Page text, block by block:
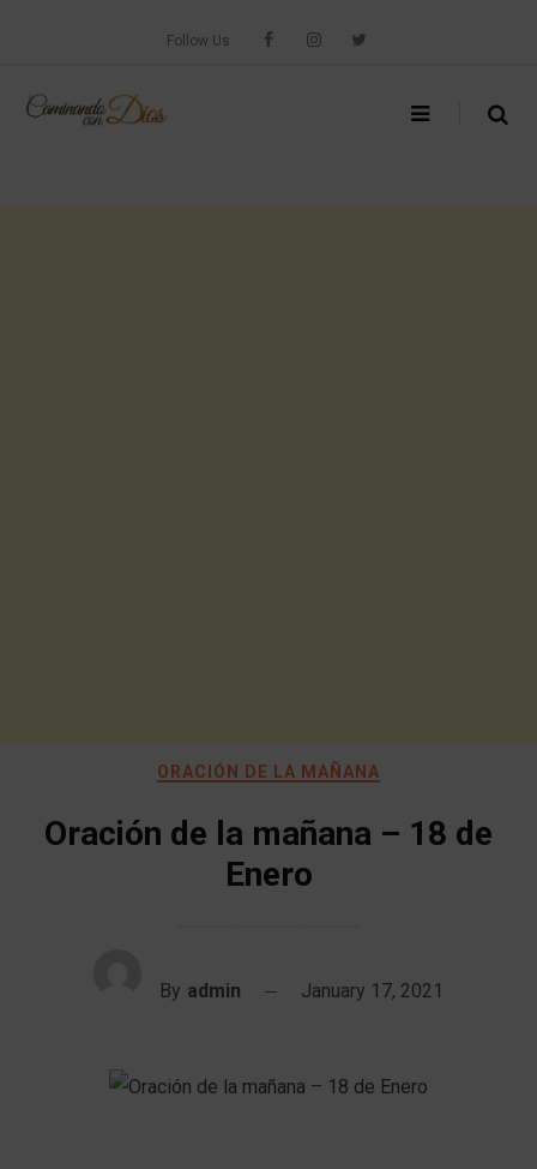
Follow Us
ORACIÓN DE LA MAÑANA
Oración de la mañana – 18 de
Enero
By admin January 17, 2021